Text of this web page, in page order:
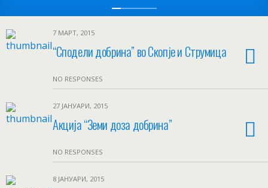
7 МАРТ, 2015
“Сподели добрина” во Скопје и Струмица
NO RESPONSES
27 ЈАНУАРИ, 2015
Акција “Земи доза добрина”
NO RESPONSES
8 ЈАНУАРИ, 2015